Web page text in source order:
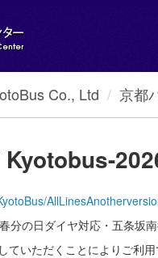
Co., Ltd 京都
分の日ダイヤ対応・五条
ていただくことによりご利用